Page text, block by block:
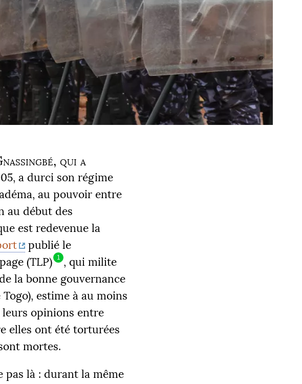
qui a
a durci son régime
au pouvoir entre
au début des
est redevenue la
publié le
(TLP) 1
, qui milite
la bonne gouvernance
estime à au moins
leurs opinions entre
elles ont été torturées
mortes.
pas là : durant la même